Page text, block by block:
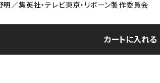
／集英社・テレビ東京・リボーン製作委員会
カートに入れる